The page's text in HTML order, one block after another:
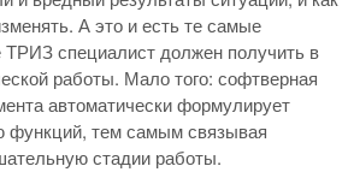
А это и есть те самые
ТРИЗ специалист должен получить в
работы. Мало того: софтверная
автоматически формулирует
функций, тем самым связывая
стадии работы.